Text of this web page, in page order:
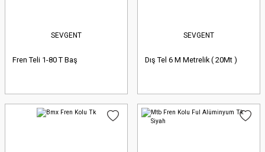
SEVGENT
Fren Teli 1-80 T Baş
SEVGENT
Dış Tel 6 M Metrelik ( 20Mt )